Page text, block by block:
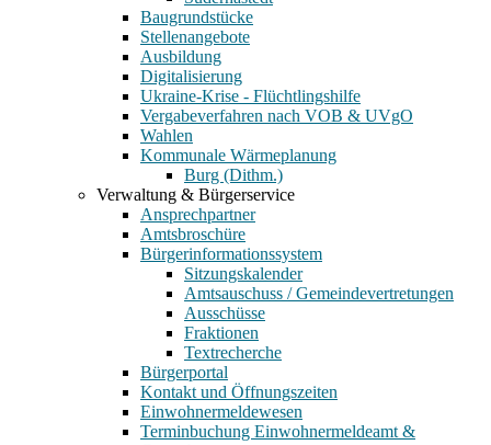
Baugrundstücke
Stellenangebote
Ausbildung
Digitalisierung
Ukraine-Krise - Flüchtlingshilfe
Vergabeverfahren nach VOB & UVgO
Wahlen
Kommunale Wärmeplanung
Burg (Dithm.)
Verwaltung & Bürgerservice
Ansprechpartner
Amtsbroschüre
Bürgerinformationssystem
Sitzungskalender
Amtsauschuss / Gemeindevertretungen
Ausschüsse
Fraktionen
Textrecherche
Bürgerportal
Kontakt und Öffnungszeiten
Einwohnermeldewesen
Terminbuchung Einwohnermeldeamt &